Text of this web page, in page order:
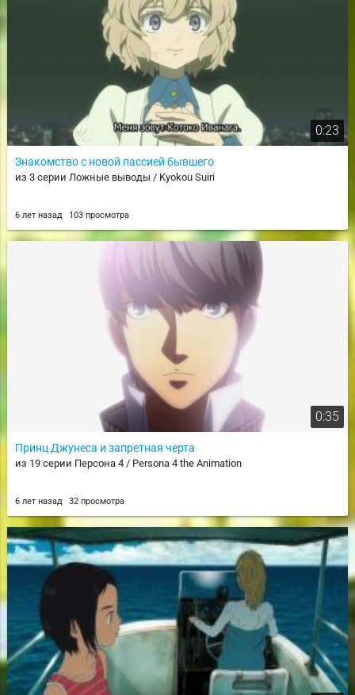
0:23
Знакомство с новой пассией бывшего
из 3 серии Ложные выводы / Kyokou Suiri
6 лет назад 103 просмотра
0:35
Принц Джунеса и запретная черта
из 19 серии Персона 4 / Persona 4 the Animation
6 лет назад 32 просмотра